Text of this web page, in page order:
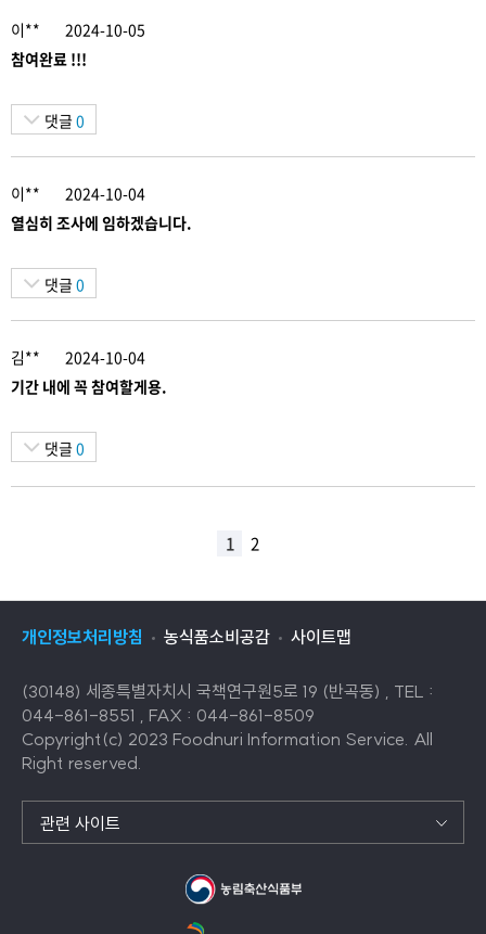
이**
2024-10-05
참여완료 !!!
댓글 0
이**
2024-10-04
열심히 조사에 임하겠습니다.
댓글 0
김**
2024-10-04
기간 내에 꼭 참여할게용.
댓글 0
1 2
개인정보처리방침 농식품소비공감 사이트맵
(30148) 세종특별자치시 국책연구원5로 19 (반곡동) , TEL :
044-861-8551 , FAX : 044-861-8509
Copyright(c) 2023 Foodnuri Information Service. All
Right reserved.
관련 사이트